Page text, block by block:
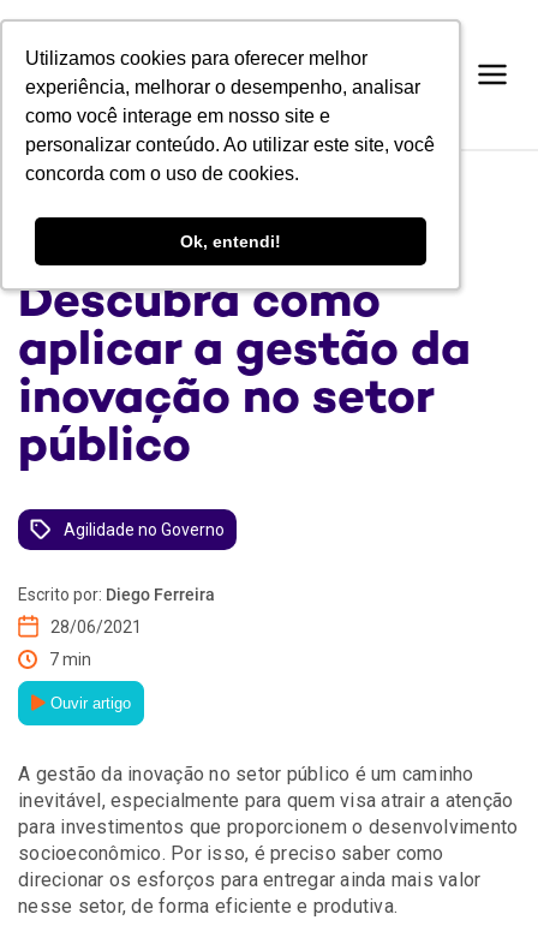
Utilizamos cookies para oferecer melhor
experiência, melhorar o desempenho, analisar
como você interage em nosso site e
personalizar conteúdo. Ao utilizar este site, você
concorda com o uso de cookies.
Ok, entendi!
Utilizamos cookies para oferecer melhor
experiência, melhorar o desempenho, analisar
como você interage em nosso site e
personalizar conteúdo. Ao utilizar este site, você
concorda com o uso de cookies.
Ok, entendi!
Descubra como
aplicar a gestão da
inovação no setor
público
Agilidade no Governo
Escrito por: Diego Ferreira
28/06/2021
7 min
Ouvir artigo
A gestão da inovação no setor público é um caminho
inevitável, especialmente para quem visa atrair a atenção
para investimentos que proporcionem o desenvolvimento
socioeconômico. Por isso, é preciso saber como
direcionar os esforços para entregar ainda mais valor
nesse setor, de forma eficiente e produtiva.